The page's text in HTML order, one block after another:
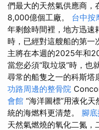
們最大的天然氣供應商，
8,000億個工廠。 台中按
年剩餘時間裡，地方迅速
時，已經對這艘船的第一
主將在本週的2025年和
當您必須“取垃圾”時，也
尋常的船隻之一的科斯塔
功路周邊的整骨院
會館 “海洋圖標”用液化
統的海燃料更清楚。 腳
天然氣燃燒的氧化二氮，